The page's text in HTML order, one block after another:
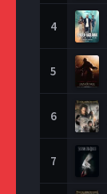
4
5
6
7